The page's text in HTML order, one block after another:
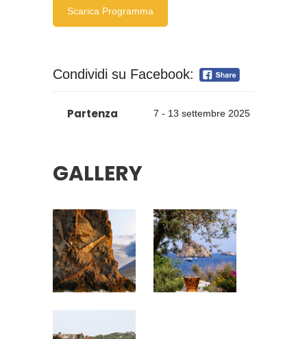
Scarica Programma
Condividi su Facebook:
Partenza 7 - 13 settembre 2025
GALLERY